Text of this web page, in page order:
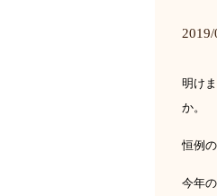
明け
か。
恒例の
今年